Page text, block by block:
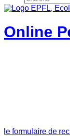
Online
le formulaire de